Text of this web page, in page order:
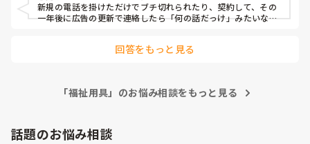
新規の電話を掛けただけでブチ切れられたり、契約して、その
一年後に広告の更新で連絡したら「何の話だっけ」みたいなこ
何のために誰のために仕事してるんだろう…と思うようにな
いうのもありました。
回答をもっと見る
「福祉用具」のお悩み相談をもっと見る
話題のお悩み相談